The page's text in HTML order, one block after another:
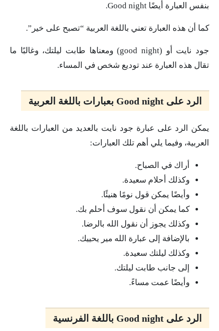
بنفس العبارة أيضًا Good night.
كما أن هذه العبارة تعني باللغة العربية “تصبح على خير”.
جود نايت أو (good night) ومعناها طابت ليلتك، وغالبًا ما
تقال هذه العبارة عند توديع شخص في المساء.
الرد على Good night بعبارات باللغة العربية
يمكن الرد على عبارة جود نايت بالعديد من العبارات باللغة
العربية، وفيما يلي أهم تلك العبارات:
أراك في الصباح.
وكذلك أحلام سعيدة.
وأيضًا يمكن قول نومًا هنيئًا.
كما يمكن أن نقول سوف أحلم بك.
وكذلك يجوز أن نقول الله بالرضا.
بالإضافة إلى عبارة الله مير يحييك.
وكذلك ليلتك سعيدة.
إلى جانب طابت ليلتك.
وأيضًا عمت مساءً.
الرد على Good night باللغة الفرنسية